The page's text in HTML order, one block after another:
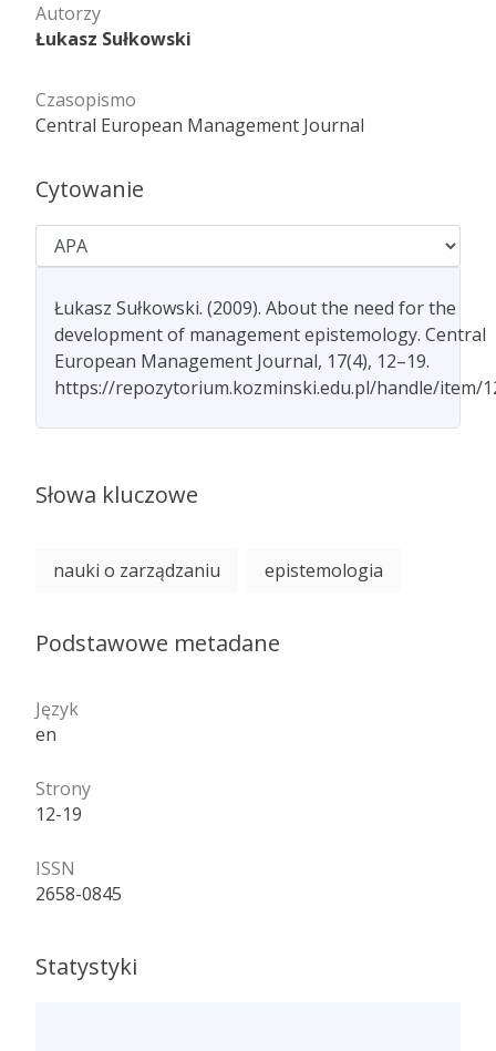
Autorzy
Łukasz Sułkowski
Czasopismo
Central European Management Journal
Cytowanie
Łukasz Sułkowski. (2009). About the need for the
development of management epistemology. Central
European Management Journal, 17(4), 12–19.
https://repozytorium.kozminski.edu.pl/handle/item/
Słowa kluczowe
nauki o zarządzaniu epistemologia
Podstawowe metadane
Język
en
Strony
12-19
ISSN
2658-0845
Statystyki